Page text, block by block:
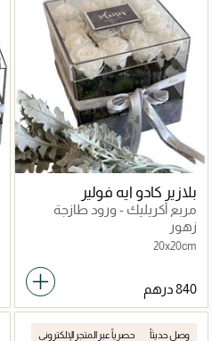
بلازير كادو ايه فولير
مربع أكريليك - ورود طازجة
زهور
20x20cm
وصل حديثاً حصرياً عبر المتجر الإلكتروني